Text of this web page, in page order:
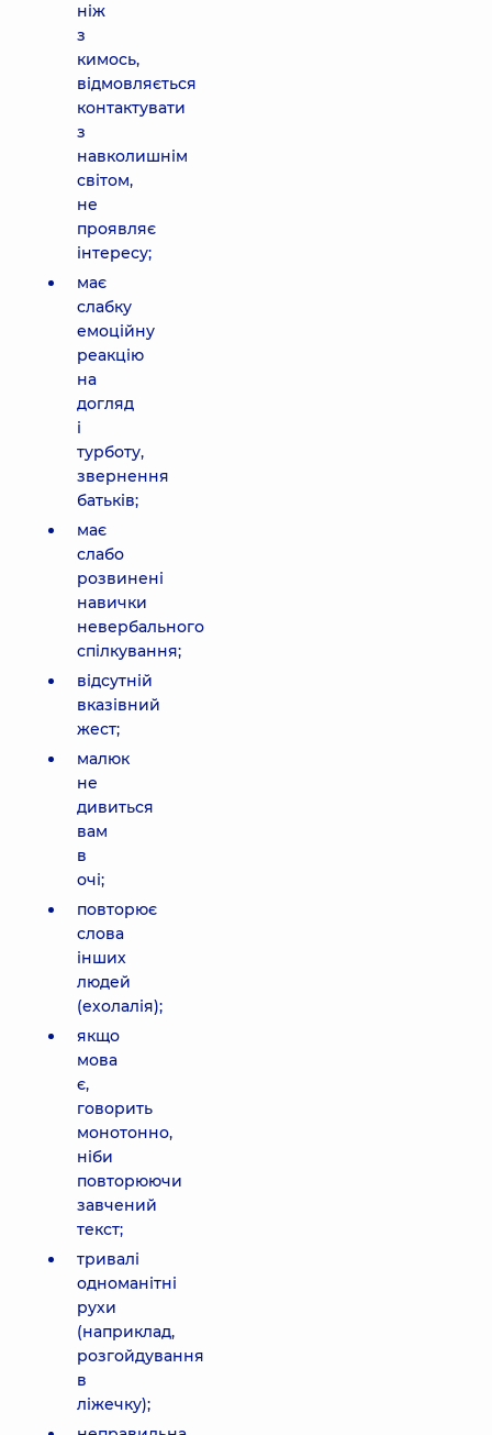
ніж
з
кимось,
відмовляється
контактувати
з
навколишнім
світом,
не
проявляє
інтересу;
має
слабку
емоційну
реакцію
на
догляд
і
турботу,
звернення
батьків;
має
слабо
розвинені
навички
невербального
спілкування;
відсутній
вказівний
жест;
малюк
не
дивиться
вам
в
очі;
повторює
слова
інших
людей
(ехолалія);
якщо
мова
є,
говорить
монотонно,
ніби
повторюючи
завчений
текст;
тривалі
одноманітні
рухи
(наприклад,
розгойдування
в
ліжечку);